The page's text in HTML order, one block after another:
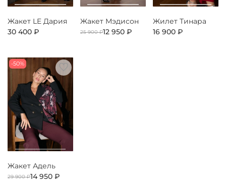
Жакет LE Дария
30 400 ₽
Жакет Мэдисон
25 900 ₽12 950 ₽
Жилет Тинара
16 900 ₽
-50%
Жакет Адель
29 900 ₽14 950 ₽